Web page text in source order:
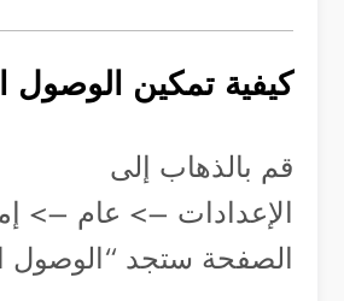
كيفية تمكين الوصول
قم بالذهاب إلى
الإعدادات –> عام –>
الصفحة ستجد “الوصول